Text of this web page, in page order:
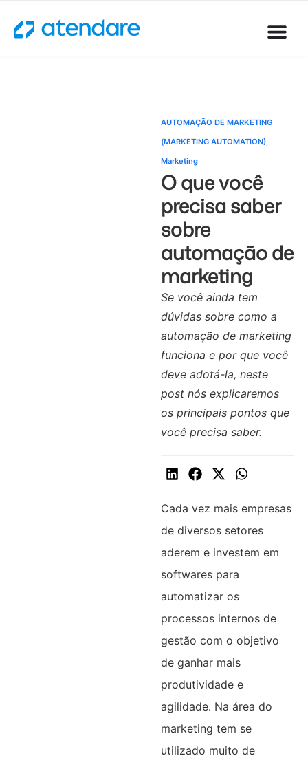
AUTOMAÇÃO DE MARKETING
(MARKETING AUTOMATION),
Marketing
O que você
precisa saber
sobre
automação de
marketing
Se você ainda tem
dúvidas sobre como a
automação de marketing
funciona e por que você
deve adotá-la, neste
post nós explicaremos
os principais pontos que
você precisa saber.
Cada vez mais empresas
de diversos setores
aderem e investem em
softwares para
automatizar os
processos internos de
gestão com o objetivo
de ganhar mais
produtividade e
agilidade. Na área do
marketing tem se
utilizado muito de